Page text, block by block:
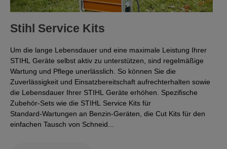
Stihl Service Kits
Um die lange Lebensdauer und eine maximale Leistung Ihrer
STIHL Geräte selbst aktiv zu unterstützen, sind regelmäßige
Wartung und Pflege unerlässlich. So können Sie die
Zuverlässigkeit und Einsatzbereitschaft aufrechterhalten sowie
die Lebensdauer Ihrer STIHL Geräte erhöhen. Spezifische
Zubehör‑Sets wie die STIHL Service Kits für
Standard‑Wartungen an Benzin‑Geräten, die Cut Kits für den
einfachen Tausch von Schneid...